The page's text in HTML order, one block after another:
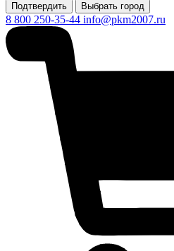
Подтвердить Выбрать город
8 800 250-35-44 info@pkm2007.ru